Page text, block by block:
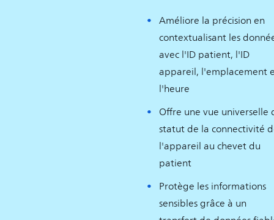
Améliore la précision en
contextualisant les
avec l'ID patient, l'ID
appareil, l'emplacement
l'heure
Offre une vue universelle
statut de la connectivité
l'appareil au chevet du
patient
Protège les informations
sensibles grâce à un